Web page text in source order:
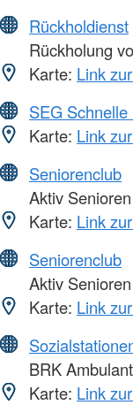
Rückholdienst
Rückholung
Karte: Link
SEG
Karte: Link
Seniorenclub
Aktiv Senioren
Karte: Link
Seniorenclub
Aktiv Senioren
Karte: Link
BRK
Karte: Link